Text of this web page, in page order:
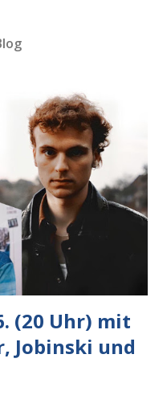
(20 Uhr) mit
Jobinski und